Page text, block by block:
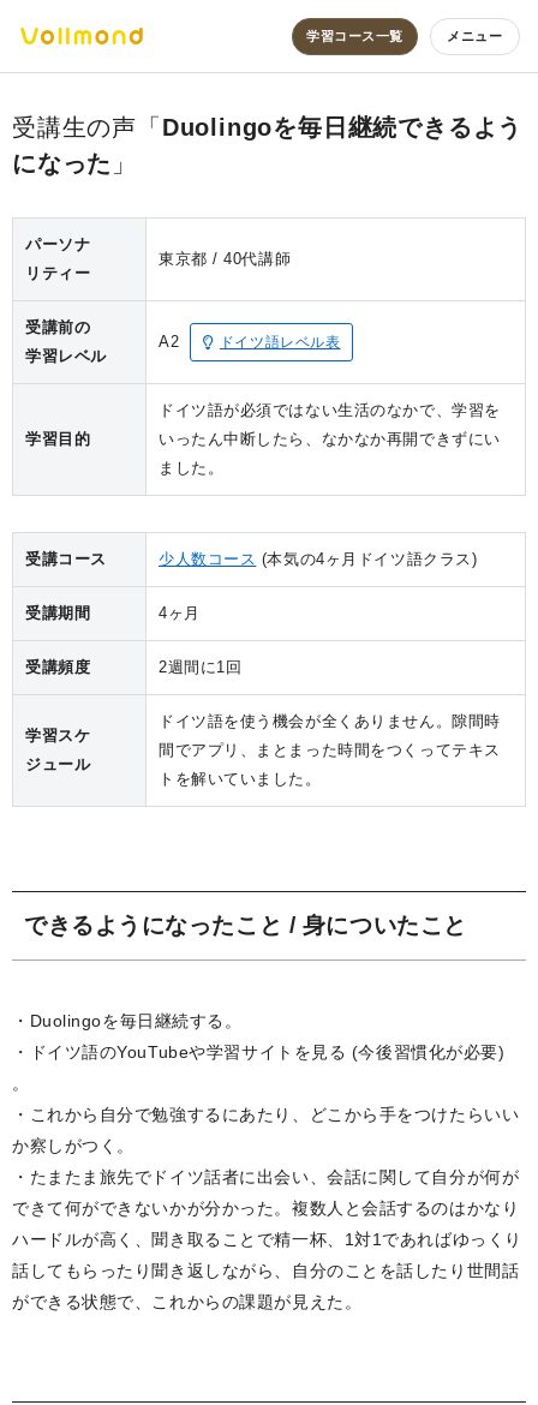
学習コース一覧 メニュー
Duolingoを毎日継続できるよう
になった
パーソナ
リティー
東京都 40代講師
受講前の
学習レベル
A2 ドイツ語レベル表
学習目的
ドイツ語が必須ではない生活のなかで、学習を
いったん中断したら、なかなか再開できずにい
ました。
受講コース 少人数コース (本気の4ヶ月ドイツ語クラス)
受講期間 4ヶ月
受講頻度 2週間に1回
学習スケ
ジュール
ドイツ語を使う機会が全くありません。隙間時
間でアプリ、まとまった時間をつくってテキス
トを解いていました。
できるようになったこと / 身についたこと
・Duolingoを毎日継続する。
・ドイツ語のYouTubeや学習サイトを見る (今後習慣化が必要)
。
・これから自分で勉強するにあたり、どこから手をつけたらいい
か察しがつく。
・たまたま旅先でドイツ話者に出会い、会話に関して自分が何が
できて何ができないかが分かった。複数人と会話するのはかなり
ハードルが高く、聞き取ることで精一杯、1対1であればゆっくり
話してもらったり聞き返しながら、自分のことを話したり世間話
ができる状態で、これからの課題が見えた。